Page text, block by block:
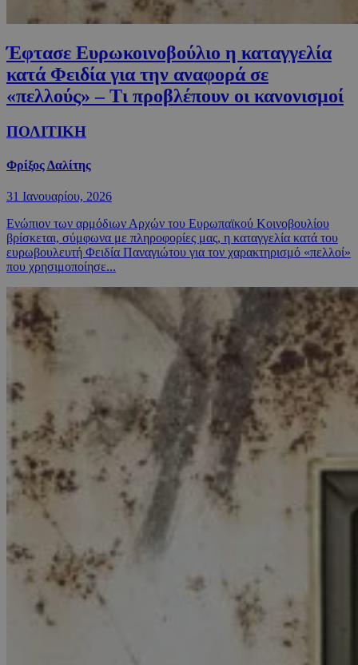
Έφτασε Ευρωκοινοβούλιο η καταγγελία
κατά Φειδία για την αναφορά σε
«πελλούς» – Τι προβλέπουν οι κανονισμοί
ΠΟΛΙΤΙΚΗ
Φρίξος Δαλίτης
31 Ιανουαρίου, 2026
Ενώπιον των αρμόδιων Αρχών του Ευρωπαϊκού Κοινοβουλίου
βρίσκεται, σύμφωνα με πληροφορίες μας, η καταγγελία κατά του
ευρωβουλευτή Φειδία Παναγιώτου για τον χαρακτηρισμό «πελλοί»
που χρησιμοποίησε...